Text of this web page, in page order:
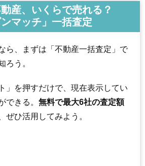
産、いくらで売れる？
ンマッチ」一括査定
ら、まずは「不動産一括査定」で
ろう。
」を押すだけで、現在表示してい
できる。 無料で最大6社の査定額
ぜひ活用してみよう。